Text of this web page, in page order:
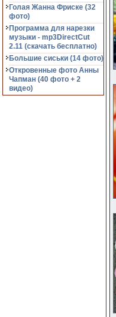
Голая Жанна Фриске (32
фото)
Программа для нарезки
музыки - mp3DirectCut
2.11 (cкачать бесплатно)
Большие сиськи (14 фото)
Откровенные фото Анны
Чапман (40 фото + 2
видео)